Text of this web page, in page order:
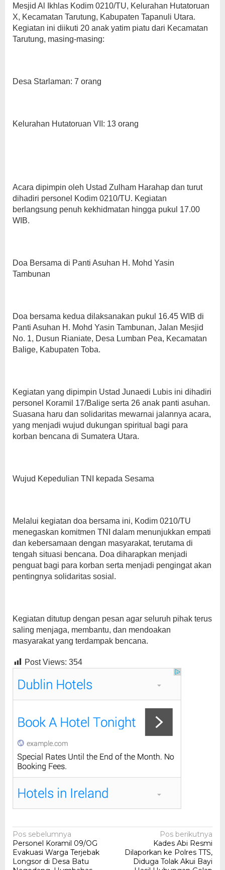
Mesjid Al Ikhlas Kodim 0210/TU, Kelurahan Hutatoruan
X, Kecamatan Tarutung, Kabupaten Tapanuli Utara.
Kegiatan ini diikuti 20 anak yatim piatu dari Kecamatan
Tarutung, masing-masing:
Desa Starlaman: 7 orang
Kelurahan Hutatoruan VII: 13 orang
Acara dipimpin oleh Ustad Zulham Harahap dan turut
dihadiri personel Kodim 0210/TU. Kegiatan
berlangsung penuh kekhidmatan hingga pukul 17.00
WIB.
Doa Bersama di Panti Asuhan H. Mohd Yasin
Tambunan
Doa bersama kedua dilaksanakan pukul 16.45 WIB di
Panti Asuhan H. Mohd Yasin Tambunan, Jalan Mesjid
No. 1, Dusun Rianiate, Desa Lumban Pea, Kecamatan
Balige, Kabupaten Toba.
Kegiatan yang dipimpin Ustad Junaedi Lubis ini dihadiri
personel Koramil 17/Balige serta 26 anak panti asuhan.
Suasana haru dan solidaritas mewarnai jalannya acara,
yang menjadi wujud dukungan spiritual bagi para
korban bencana di Sumatera Utara.
Wujud Kepedulian TNI kepada Sesama
Melalui kegiatan doa bersama ini, Kodim 0210/TU
menegaskan komitmen TNI dalam menunjukkan empati
dan kebersamaan dengan masyarakat, terutama di
tengah situasi bencana. Doa diharapkan menjadi
penguat bagi para korban serta menjadi pengingat akan
pentingnya solidaritas sosial.
Kegiatan ditutup dengan pesan agar seluruh pihak terus
saling menjaga, membantu, dan mendoakan
masyarakat yang terdampak bencana.
Post Views: 354
Navigasi
pos
Pos sebelumnya
Personel Koramil 09/OG
Evakuasi Warga Terjebak
Longsor di Desa Batu
Pos berikutnya
Kades Abi Resmi
Dilaporkan ke Polres TTS,
Diduga Tolak Akui Bayi